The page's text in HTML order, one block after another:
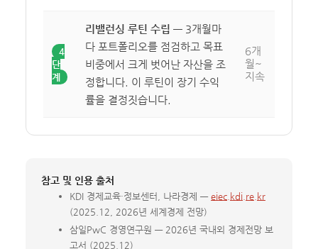
4
단
계
리밸런싱 루틴 수립 — 3개월마
다 포트폴리오를 점검하고 목표
비중에서 크게 벗어난 자산을 조
정합니다. 이 루틴이 장기 수익
률을 결정짓습니다.
6개
월~
지속
참고 및 인용 출처
KDI 경제교육·정보센터, 나라경제 — eiec.kdi.re.kr
(2025.12, 2026년 세계경제 전망)
삼일PwC 경영연구원 — 2026년 국내외 경제전망 보
고서 (2025.12)